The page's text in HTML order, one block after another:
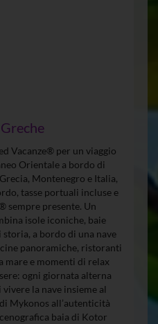
Vacanze® per un viaggio
Orientale a bordo di
Montenegro e Italia,
tasse portuali incluse e
sempre presente. Un
isole iconiche, baie
a bordo di una nave
panoramiche, ristoranti
mare e momenti di relax
ogni giornata alterna
la nave insieme al
Mykonos all’autenticità
baia di Kotor